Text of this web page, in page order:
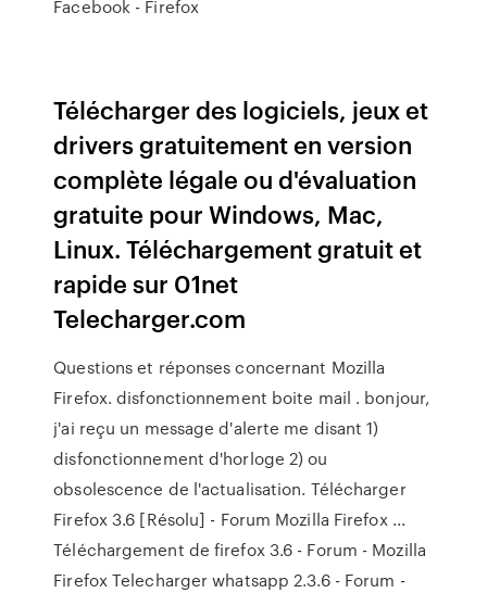
Facebook - Firefox
Télécharger des logiciels, jeux et
drivers gratuitement en version
complète légale ou d'évaluation
gratuite pour Windows, Mac,
Linux. Téléchargement gratuit et
rapide sur 01net
Telecharger.com
Questions et réponses concernant Mozilla
Firefox. disfonctionnement boite mail . bonjour,
j'ai reçu un message d'alerte me disant 1)
disfonctionnement d'horloge 2) ou
obsolescence de l'actualisation. Télécharger
Firefox 3.6 [Résolu] - Forum Mozilla Firefox ...
Téléchargement de firefox 3.6 - Forum - Mozilla
Firefox Telecharger whatsapp 2.3.6 - Forum -